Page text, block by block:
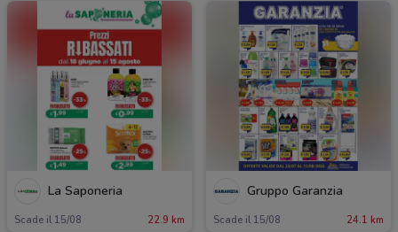
La Saponeria
Scade il 15/08 22.9 km
Gruppo Garanzia
Scade il 15/08 24.1 km